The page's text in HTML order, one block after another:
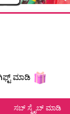
ಮಾಡಿ
ಸಬ್ ಸ್ಕ್ರೈಬ್ ಮಾಡಿ